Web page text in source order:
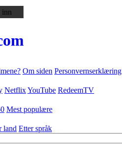
inn
Om siden Personvernserklæring
NetflixYouTube RedeemTV
Mest populære
land Etter språk